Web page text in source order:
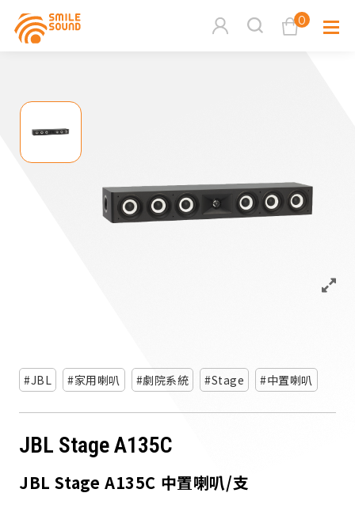
0
請選擇商品分類 家用音
派對喇
劇院系
JBL 家用喇叭 劇院系統 Stage 中置喇叭
JBL Stage A135C
JBL Stage A135C 中置喇叭/支